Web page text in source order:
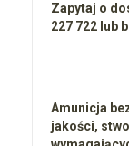
Zapytaj o
227 722 lub
Amunicja
jakości,